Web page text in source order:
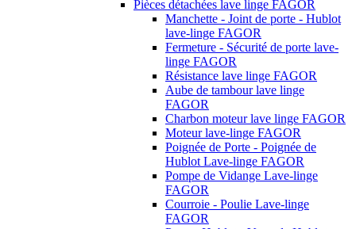
Pièces détachées lave linge FAGOR
Manchette - Joint de porte - Hublot
lave-linge FAGOR
Fermeture - Sécurité de porte lave-
linge FAGOR
Résistance lave linge FAGOR
Aube de tambour lave linge
FAGOR
Charbon moteur lave linge FAGOR
Moteur lave-linge FAGOR
Poignée de Porte - Poignée de
Hublot Lave-linge FAGOR
Pompe de Vidange Lave-linge
FAGOR
Courroie - Poulie Lave-linge
FAGOR